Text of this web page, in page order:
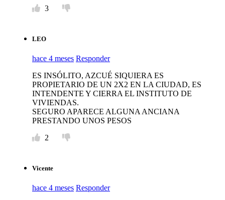
3
LEO
hace 4 meses Responder
ES INSÓLITO, AZCUÉ SIQUIERA ES
PROPIETARIO DE UN 2X2 EN LA CIUDAD, ES
INTENDENTE Y CIERRA EL INSTITUTO DE
VIVIENDAS.
SEGURO APARECE ALGUNA ANCIANA
PRESTANDO UNOS PESOS
2
Vicente
hace 4 meses Responder